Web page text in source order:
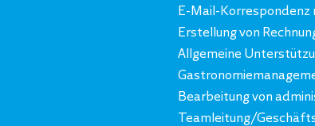
E-Mail-
Erstellung von
Allgemeine
Bearbeitung von
Teamleitung/